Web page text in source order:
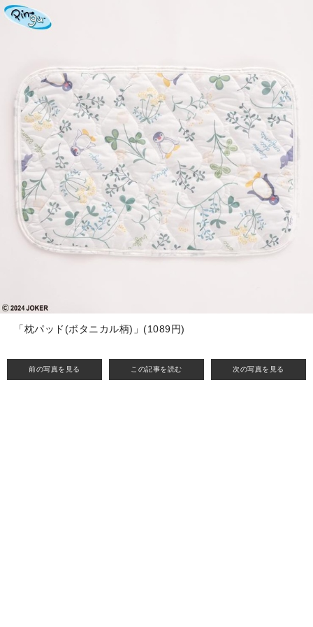
前の写真を見る この記事を読む 次の写真を見る
「枕パッド(ボタニカル柄)」(1089円)